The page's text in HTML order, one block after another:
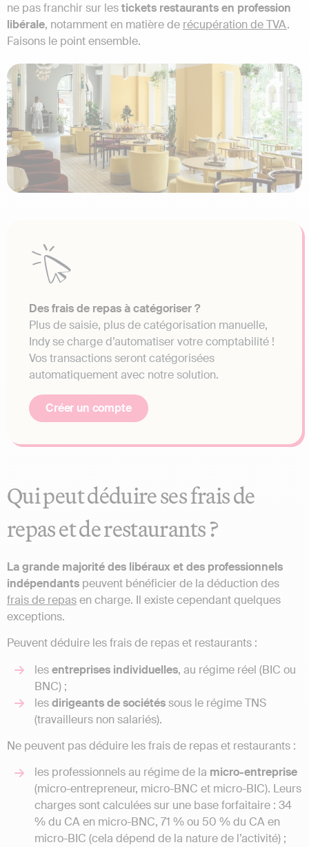
ne pas franchir sur lestickets restaurants en profession
libérale, notamment en matière de récupération de TVA.
Faisons le point ensemble.
Des frais de repas à catégoriser ?
Plus de saisie, plus de catégorisation manuelle,
Indy se charge d’automatiser votre comptabilité !
Vos transactions seront catégorisées
automatiquement avec notre solution.
Créer un compte
Qui peut déduire ses frais de
repas et de restaurants ?
La grande majorité des libéraux et des professionnels
indépendants peuvent bénéficier de la déduction des
frais de repasen charge. Il existe cependant quelques
exceptions.
Peuvent déduire les frais de repas et restaurants :
lesentreprises individuelles, au régime réel (BIC ou
BNC) ;
lesdirigeants de sociétéssous le régime TNS
(travailleurs non salariés).
Ne peuvent pas déduire les frais de repas et restaurants :
les professionnels au régime de la micro-entreprise
(micro-entrepreneur, micro-BNC et micro-BIC). Leurs
charges sont calculées sur une base forfaitaire : 34
% du CA en micro-BNC, 71 % ou 50 % du CA en
micro-BIC (cela dépend de la nature de l’activité) ;